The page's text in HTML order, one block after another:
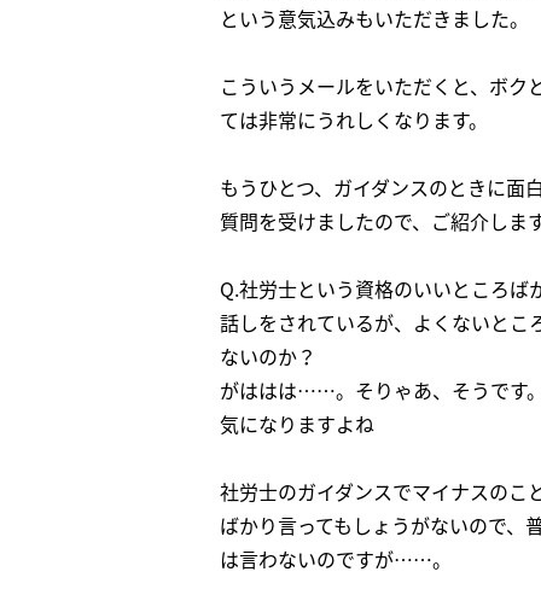
という意気込みもいただきました。
こういうメールをいただくと、ボク
ては非常にうれしくなります。
もうひとつ、ガイダンスのときに面
質問を受けましたので、ご紹介します
Q.社労士という資格のいいところば
話しをされているが、よくないとこ
ないのか？
がははは……。そりゃあ、そうです。
気になりますよね
社労士のガイダンスでマイナスのこ
ばかり言ってもしょうがないので、
は言わないのですが……。